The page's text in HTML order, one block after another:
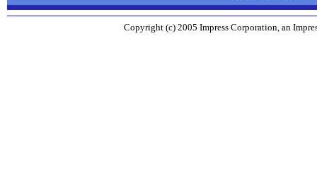
Copyright (c) 2005 Impress Corporation, an